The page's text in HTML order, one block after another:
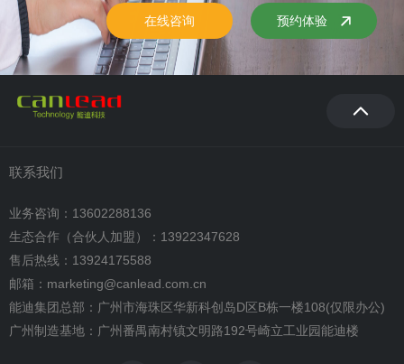
在线咨询 预约体验
联系我们
业务咨询：13602288136
生态合作（合伙人加盟）：13922347628
售后热线：13924175588
邮箱：marketing@canlead.com.cn
能迪集团总部：广州市海珠区华新科创岛D区B栋一楼108(仅限办公)
广州制造基地：广州番禺南村镇文明路192号崎立工业园能迪楼